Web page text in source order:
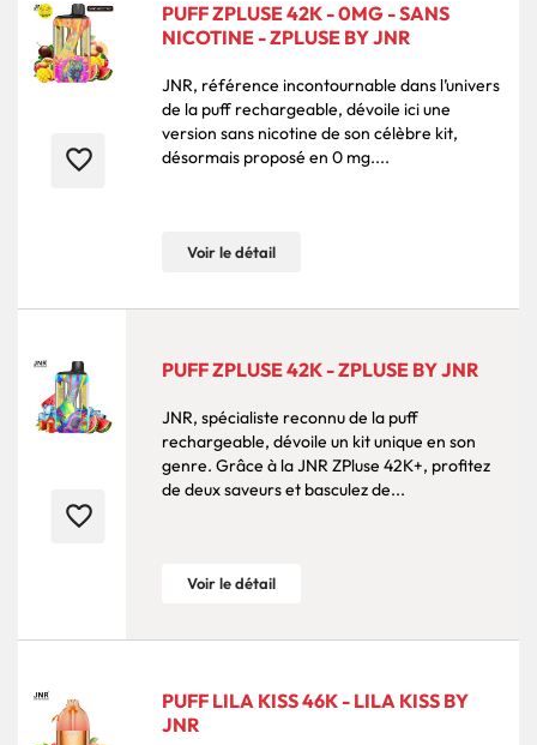
favorite_border
PUFF ZPLUSE 42K - 0MG - SANS
NICOTINE - ZPLUSE BY JNR
JNR, référence incontournable dans l’univers
de la puff rechargeable, dévoile ici une
version sans nicotine de son célèbre kit,
désormais proposé en 0 mg....
Voir le détail
favorite_border
PUFF ZPLUSE 42K - ZPLUSE BY JNR
JNR, spécialiste reconnu de la puff
rechargeable, dévoile un kit unique en son
genre. Grâce à la JNR ZPluse 42K+, profitez
de deux saveurs et basculez de...
Voir le détail
PUFF LILA KISS 46K - LILA KISS BY
JNR